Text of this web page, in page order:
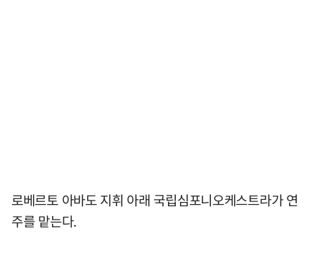
로베르토 아바도 지휘 아래 국립심포니오케스트라가 연
주를 맡는다.